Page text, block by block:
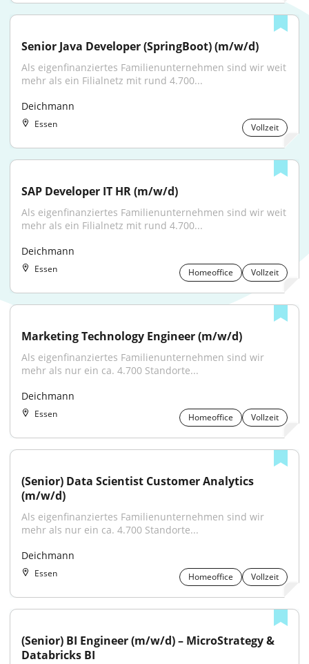
Senior Java Developer (SpringBoot) (m/w/d)
Als eigenfinanziertes Familienunternehmen sind wir weit
mehr als ein Filialnetz mit rund 4.700...
Deichmann
Essen Vollzeit
SAP Developer IT HR (m/w/d)
Als eigenfinanziertes Familienunternehmen sind wir weit
mehr als ein Filialnetz mit rund 4.700...
Deichmann
Essen Homeoffice Vollzeit
Marketing Technology Engineer (m/w/d)
Als eigenfinanziertes Familienunternehmen sind wir
mehr als nur ein ca. 4.700 Standorte...
Deichmann
Essen Homeoffice Vollzeit
(Senior) Data Scientist Customer Analytics
(m/w/d)
Als eigenfinanziertes Familienunternehmen sind wir
mehr als nur ein ca. 4.700 Standorte...
Deichmann
Essen Homeoffice Vollzeit
(Senior) BI Engineer (m/w/d) – MicroStrategy &
Databricks BI